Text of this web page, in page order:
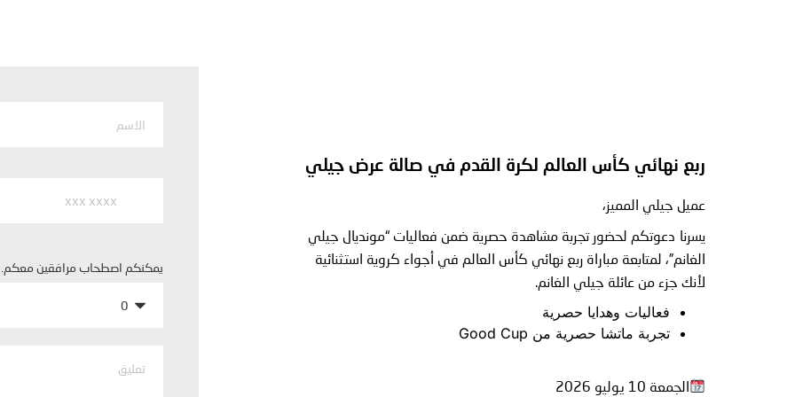
ربع نهائي كأس العالم لكرة القدم في صالة عرض جيلي
عميل جيلي المميز،
يسرنا دعوتكم لحضور تجربة مشاهدة حصرية ضمن فعاليات “مونديال جيلي
الغانم”، لمتابعة مباراة ربع نهائي كأس العالم في أجواء كروية استثنائية
لأنك جزء من عائلة جيلي الغانم.
فعاليات وهدايا حصرية
تجربة ماتشا حصرية من Good Cup
الجمعة 10 يوليو 2026
يمكنكم اصطحاب مرافقين معكم.